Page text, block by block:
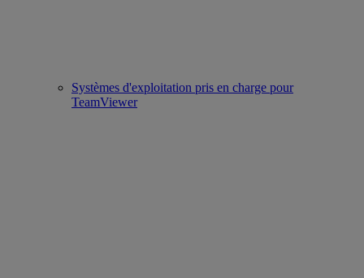
Systèmes d'exploitation pris en charge pour
TeamViewer